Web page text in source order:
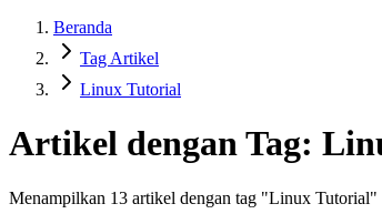
Beranda
Tag Artikel
Linux Tutorial
Artikel dengan Tag:
Menampilkan 13 artikel dengan tag "Linux Tutorial"